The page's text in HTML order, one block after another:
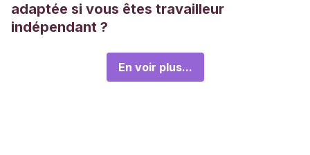
adaptée si vous êtes travailleur
indépendant ?
En voir plus...